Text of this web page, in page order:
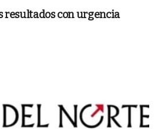
resultados con urgencia